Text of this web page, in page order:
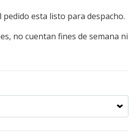
esta listo para despacho.
no cuentan fines de semana ni